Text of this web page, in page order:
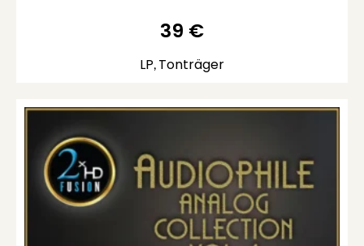
LP, Tonträger
39 €